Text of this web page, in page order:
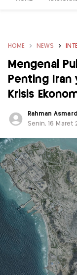
HOME NEWS
Mengenal
Penting Iran
Krisis
Rahman
Senin, 16 Maret